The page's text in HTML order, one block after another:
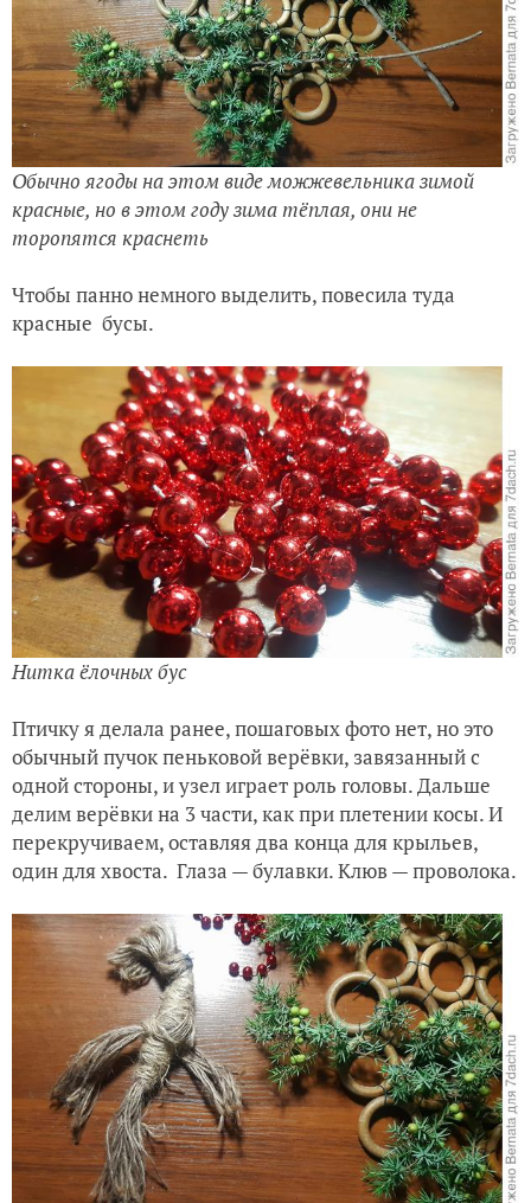
Обычно ягоды на этом виде можжевельника зимой
красные, но в этом году зима тёплая, они не
торопятся краснеть
Чтобы панно немного выделить, повесила туда
красные бусы.
Нитка ёлочных бус
Птичку я делала ранее, пошаговых фото нет, но это
обычный пучок пеньковой верёвки, завязанный с
одной стороны, и узел играет роль головы. Дальше
делим верёвки на 3 части, как при плетении косы. И
перекручиваем, оставляя два конца для крыльев,
один для хвоста. Глаза — булавки. Клюв — проволока.